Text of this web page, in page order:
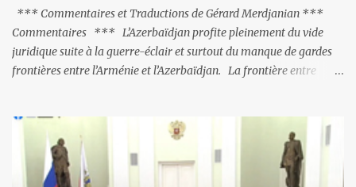
*** Commentaires et Traductions de Gérard Merdjanian ***
Commentaires *** L’Azerbaïdjan profite pleinement du vide
juridique suite à la guerre-éclair et surtout du manque de gardes
frontières entre l’Arménie et l’Azerbaïdjan. La frontière entre
Gumri. On ne sait jamais si l’envie prenait au zigoto d’en face
d’envoyer ses chars sur Erevan (1). Si les 221km de frontière avec
le Nakhitchevan, bien que non-gardé par les Russes, ne posent pas